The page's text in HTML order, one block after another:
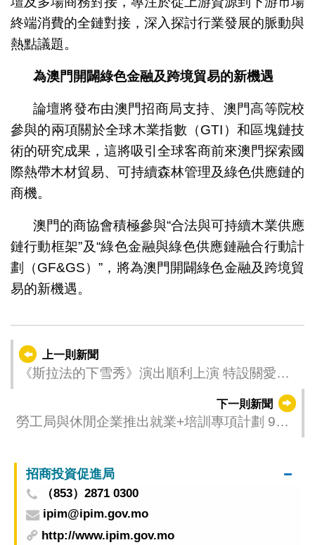
終端消費的全鏈對接，深入探討行業發展的脈動與
熱點議題。
為澳門開闢綠色金融及跨境貿易的新機遇
論壇將發布由澳門招商局支持、澳門高等院校
參與的兩項關於全球木業指數（GTI）和區塊鏈技
術的研究成果，這將吸引全球客商前來澳門探索國
際熱帶木材貿易、可持續森林管理及綠色供應鏈的
商機。
澳門的商協會積極參與“合法與可持續木業供應
鏈行動框架”及“綠色金融與綠色供應鏈融合行動計
劃（GF&GS）”，將為澳門開闢綠色金融及跨境貿
易的新機遇。
上一則新聞
《斯拉法的下雪秀》演出順利上演 特設關愛專
下一則新聞
勞工局與休閒企業推出就業+培訓專項計劃 9月
招商投資促進局
（853）2871 0300
ipim@ipim.gov.mo
http://www.ipim.gov.mo